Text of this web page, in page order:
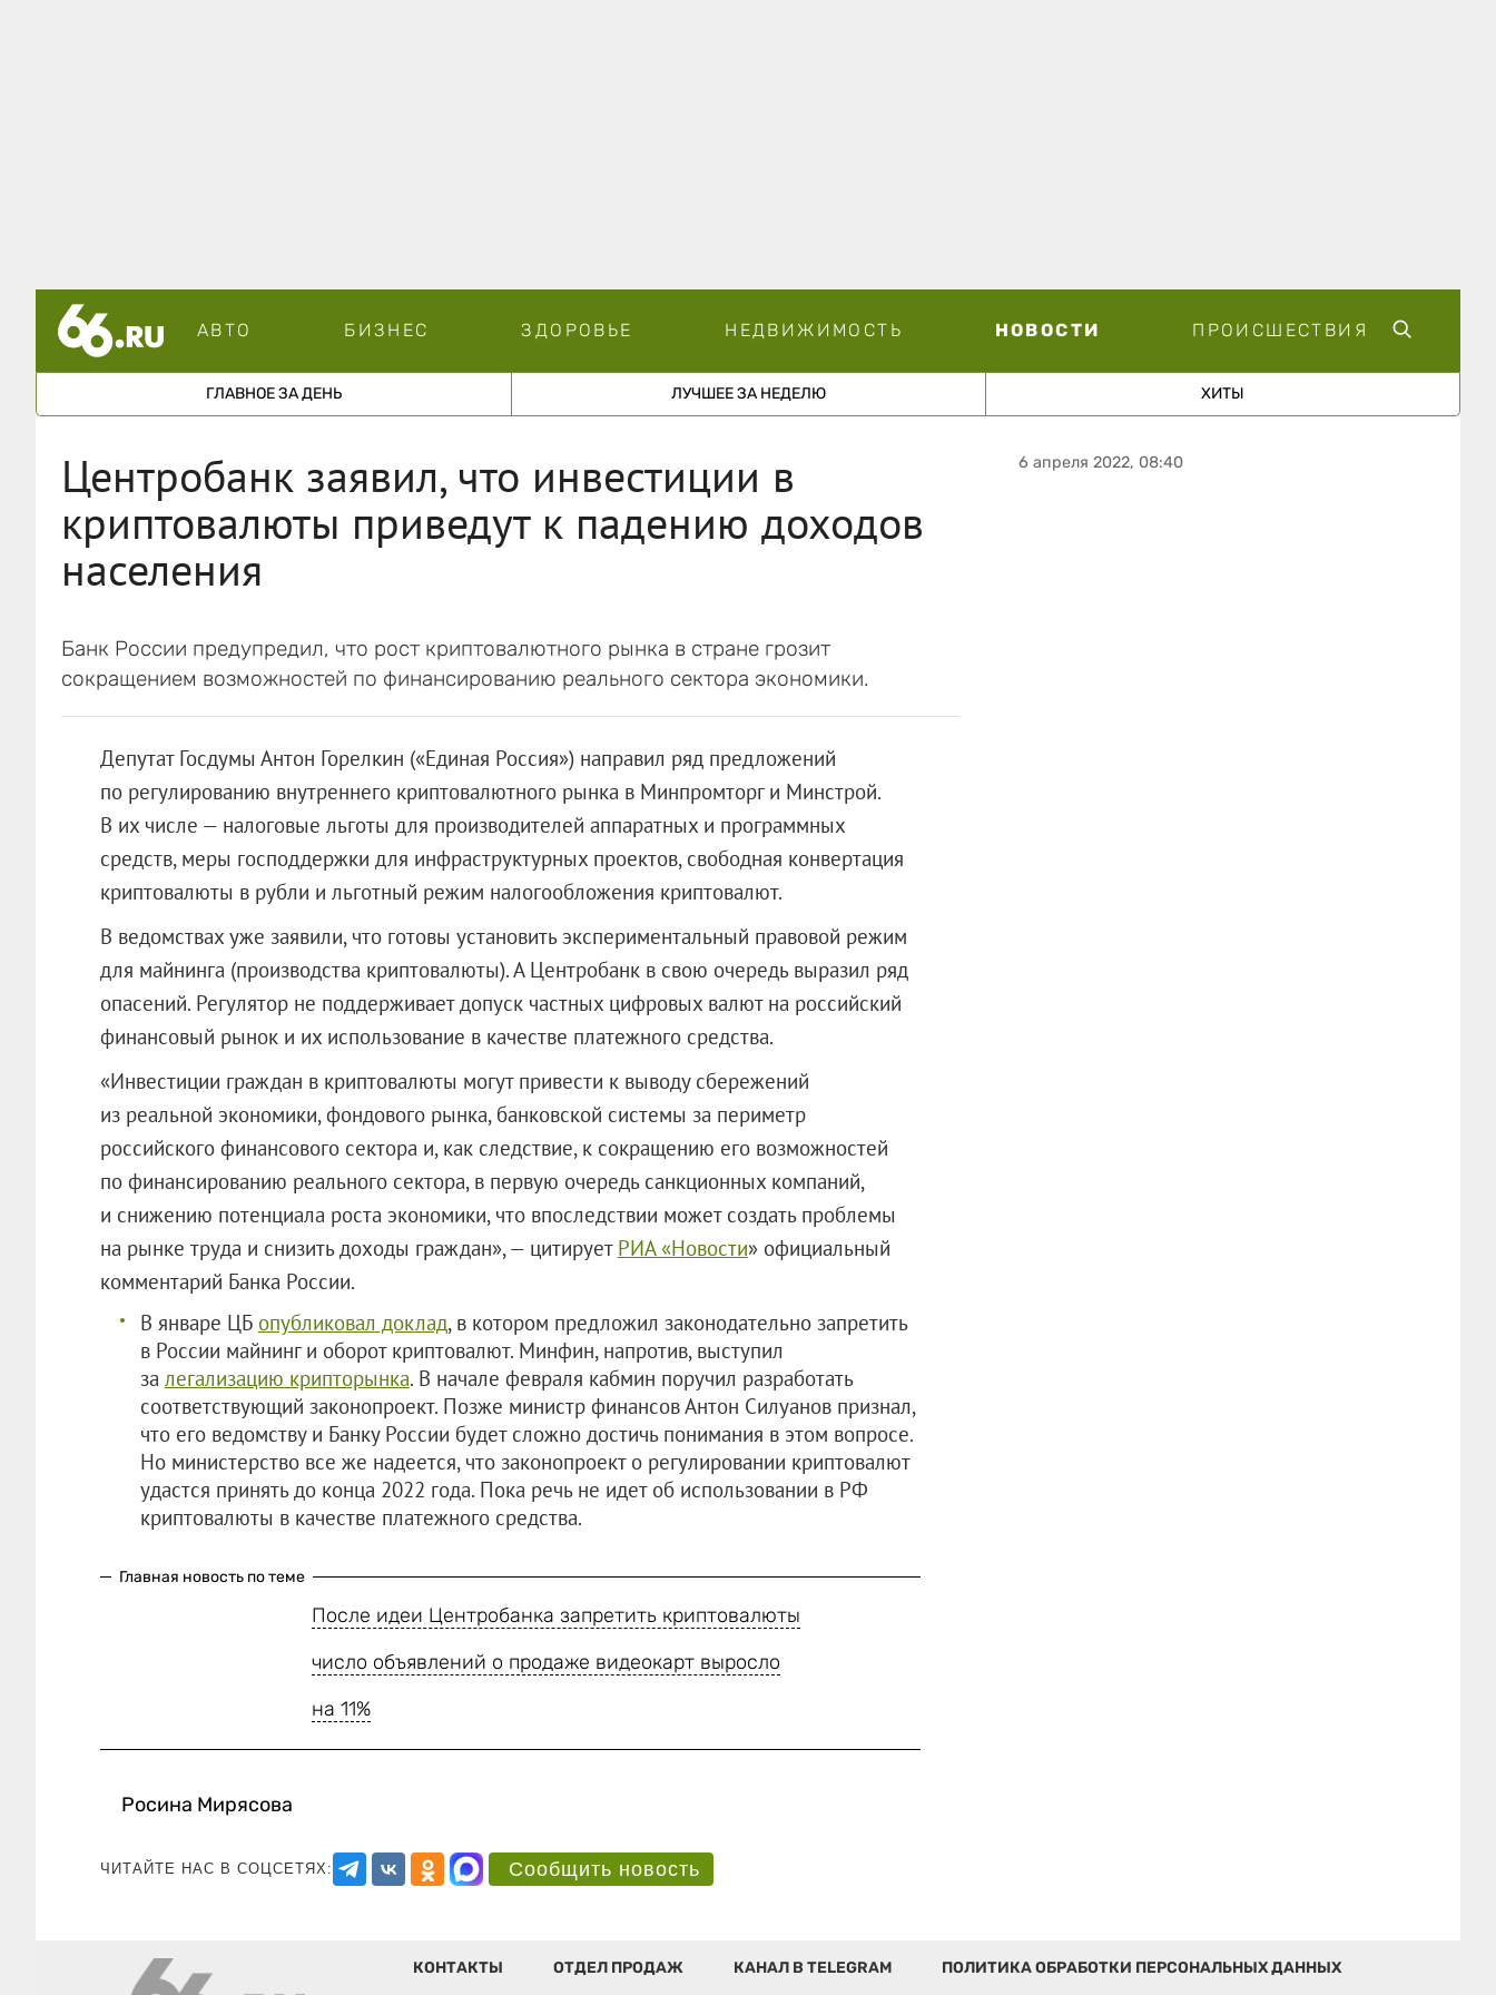
АВТО БИЗНЕС ЗДОРОВЬЕ НЕДВИЖИМОСТЬ НОВОСТИ ПРОИСШЕСТВИЯ
ГЛАВНОЕ ЗА ДЕНЬ ЛУЧШЕЕ ЗА НЕДЕЛЮ ХИТЫ
Центробанк заявил, что инвестиции в
криптовалюты приведут к падению доходов
населения
Банк России предупредил, что рост криптовалютного рынка в стране грозит
сокращением возможностей по финансированию реального сектора экономики.
Депутат Госдумы Антон Горелкин («Единая Россия») направил ряд предложений
по регулированию внутреннего криптовалютного рынка в Минпромторг и Минстрой.
В их числе — налоговые льготы для производителей аппаратных и программных
средств, меры господдержки для инфраструктурных проектов, свободная конвертация
криптовалюты в рубли и льготный режим налогообложения криптовалют.
В ведомствах уже заявили, что готовы установить экспериментальный правовой режим
для майнинга (производства криптовалюты). А Центробанк в свою очередь выразил ряд
опасений. Регулятор не поддерживает допуск частных цифровых валют на российский
финансовый рынок и их использование в качестве платежного средства.
«Инвестиции граждан в криптовалюты могут привести к выводу сбережений
из реальной экономики, фондового рынка, банковской системы за периметр
российского финансового сектора и, как следствие, к сокращению его возможностей
по финансированию реального сектора, в первую очередь санкционных компаний,
и снижению потенциала роста экономики, что впоследствии может создать проблемы
на рынке труда и снизить доходы граждан», — цитирует РИА «Новости» официальный
комментарий Банка России.
В январе ЦБ опубликовал доклад, в котором предложил законодательно запретить
в России майнинг и оборот криптовалют. Минфин, напротив, выступил
за легализацию крипторынка. В начале февраля кабмин поручил разработать
соответствующий законопроект. Позже министр финансов Антон Силуанов признал,
что его ведомству и Банку России будет сложно достичь понимания в этом вопросе.
Но министерство все же надеется, что законопроект о регулировании криптовалют
удастся принять до конца 2022 года. Пока речь не идет об использовании в РФ
криптовалюты в качестве платежного средства.
Главная новость по теме
После идеи Центробанка запретить криптовалюты
число объявлений о продаже видеокарт выросло
на 11%
Росина Мирясова
ЧИТАЙТЕ НАС В СОЦСЕТЯХ: Сообщить новость
6 апреля 2022, 08:40
КОНТАКТЫ ОТДЕЛ ПРОДАЖ КАНАЛ В TELEGRAM
ПОЛИТИКА ОБРАБОТКИ ПЕРСОНАЛЬНЫХ ДАННЫХ